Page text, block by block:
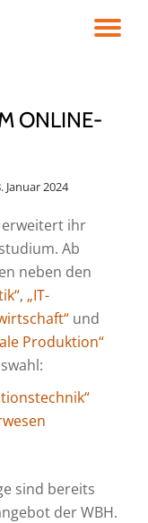
ONLINE-
Januar 2024
erweitert ihr
Ab
neben den
, „IT-
und
Produktion“
sind bereits
der WBH.